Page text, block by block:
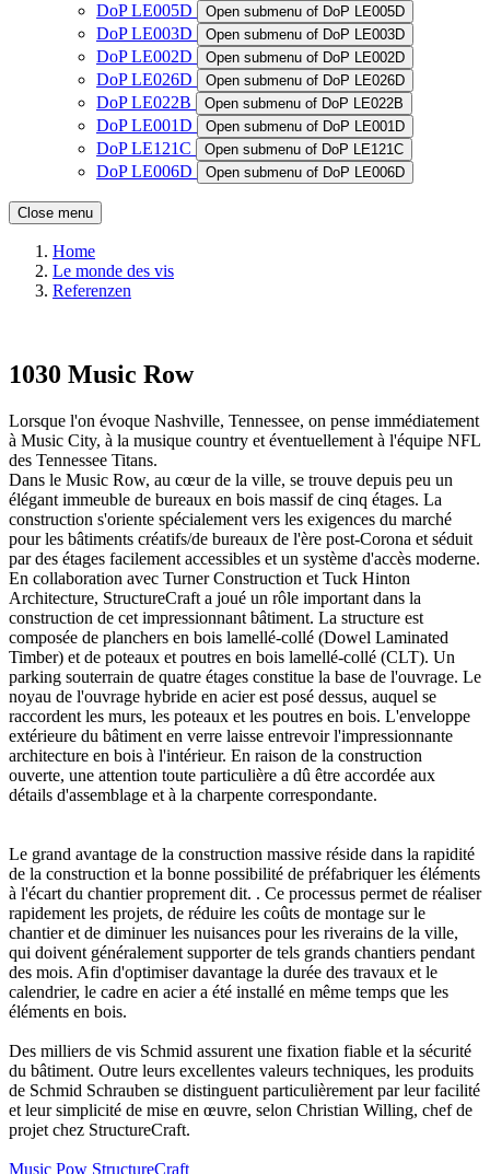
DoP LE005D Open submenu of DoP LE005D
DoP LE003D Open submenu of DoP LE003D
DoP LE002D Open submenu of DoP LE002D
DoP LE026D Open submenu of DoP LE026D
DoP LE022B Open submenu of DoP LE022B
DoP LE001D Open submenu of DoP LE001D
DoP LE121C Open submenu of DoP LE121C
DoP LE006D Open submenu of DoP LE006D
Close menu
Home
Le monde des vis
Referenzen
1030 Music Row
Lorsque l'on évoque Nashville, Tennessee, on pense immédiatement
à Music City, à la musique country et éventuellement à l'équipe NFL
des Tennessee Titans.
Dans le Music Row, au cœur de la ville, se trouve depuis peu un
élégant immeuble de bureaux en bois massif de cinq étages. La
construction s'oriente spécialement vers les exigences du marché
pour les bâtiments créatifs/de bureaux de l'ère post-Corona et séduit
par des étages facilement accessibles et un système d'accès moderne.
En collaboration avec Turner Construction et Tuck Hinton
Architecture, StructureCraft a joué un rôle important dans la
construction de cet impressionnant bâtiment. La structure est
composée de planchers en bois lamellé-collé (Dowel Laminated
Timber) et de poteaux et poutres en bois lamellé-collé (CLT). Un
parking souterrain de quatre étages constitue la base de l'ouvrage. Le
noyau de l'ouvrage hybride en acier est posé dessus, auquel se
raccordent les murs, les poteaux et les poutres en bois. L'enveloppe
extérieure du bâtiment en verre laisse entrevoir l'impressionnante
architecture en bois à l'intérieur. En raison de la construction
ouverte, une attention toute particulière a dû être accordée aux
détails d'assemblage et à la charpente correspondante.
Le grand avantage de la construction massive réside dans la rapidité
de la construction et la bonne possibilité de préfabriquer les éléments
à l'écart du chantier proprement dit. . Ce processus permet de réaliser
rapidement les projets, de réduire les coûts de montage sur le
chantier et de diminuer les nuisances pour les riverains de la ville,
qui doivent généralement supporter de tels grands chantiers pendant
des mois. Afin d'optimiser davantage la durée des travaux et le
calendrier, le cadre en acier a été installé en même temps que les
éléments en bois.
Des milliers de vis Schmid assurent une fixation fiable et la sécurité
du bâtiment. Outre leurs excellentes valeurs techniques, les produits
de Schmid Schrauben se distinguent particulièrement par leur facilité
et leur simplicité de mise en œuvre, selon Christian Willing, chef de
projet chez StructureCraft.
Music Pow StructureCraft